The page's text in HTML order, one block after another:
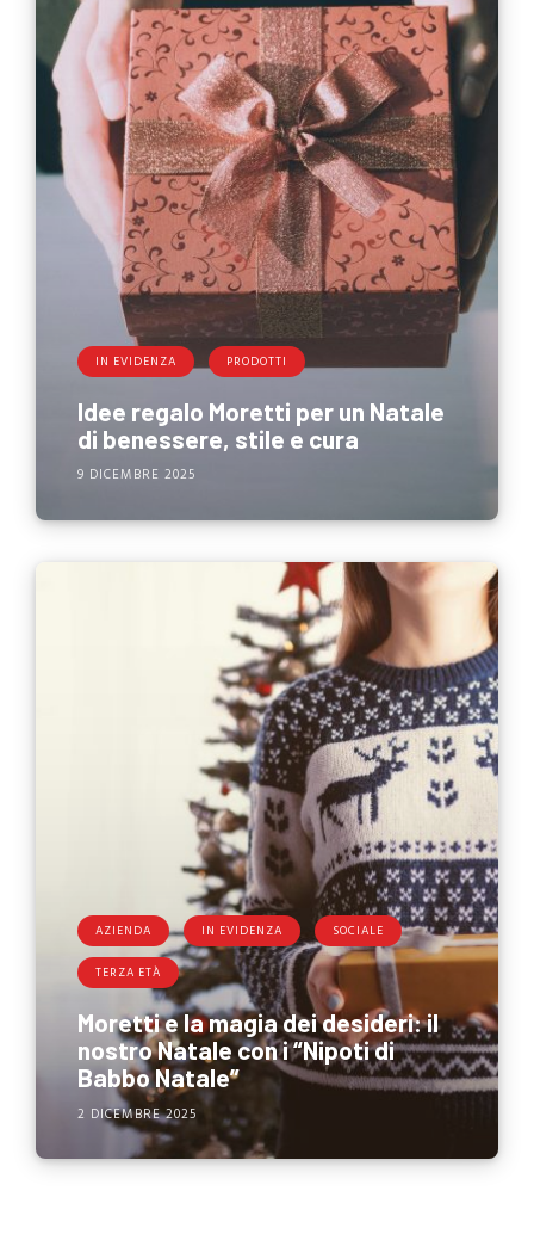
IN EVIDENZA PRODOTTI
Idee regalo Moretti per un Natale
di benessere, stile e cura
9 DICEMBRE 2025
AZIENDA IN EVIDENZA SOCIALE
TERZA ETÀ
Moretti e la magia dei desideri: il
nostro Natale con i “Nipoti di
Babbo Natale”
2 DICEMBRE 2025